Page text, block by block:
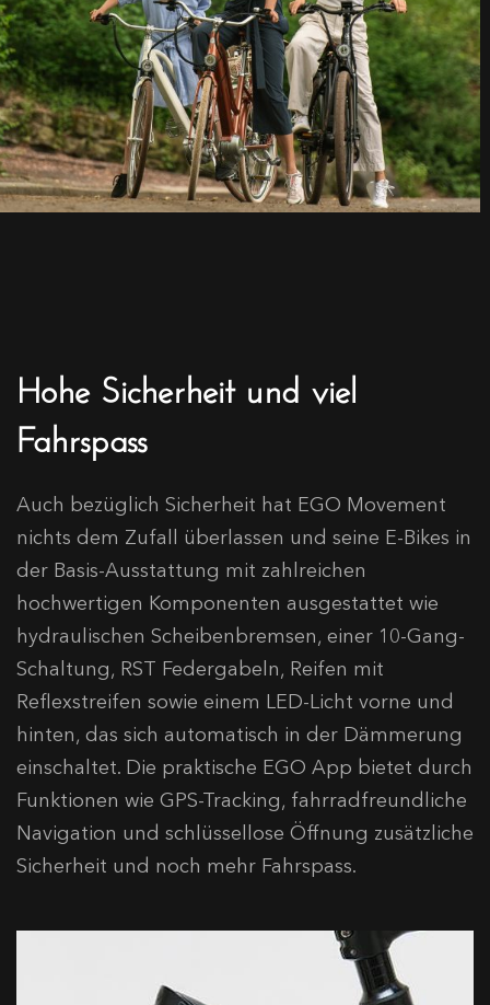
Hohe Sicherheit und viel
Fahrspass
Auch bezüglich Sicherheit hat EGO Movement
nichts dem Zufall überlassen und seine E-Bikes in
der Basis-Ausstattung mit zahlreichen
hochwertigen Komponenten ausgestattet wie
hydraulischen Scheibenbremsen, einer 10-Gang-
Schaltung, RST Federgabeln, Reifen mit
Reflexstreifen sowie einem LED-Licht vorne und
hinten, das sich automatisch in der Dämmerung
einschaltet. Die praktische EGO App bietet durch
Funktionen wie GPS-Tracking, fahrradfreundliche
Navigation und schlüssellose Öffnung zusätzliche
Sicherheit und noch mehr Fahrspass.